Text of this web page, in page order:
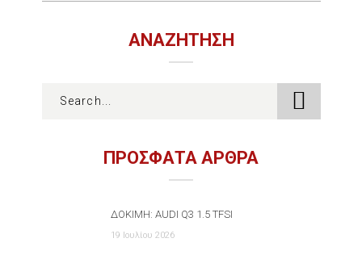
ΑΝΑΖΉΤΗΣΗ
ΠΡΟΣΦΑΤΑ ΑΡΘΡΑ
ΔΟΚΙΜΉ: AUDI Q3 1.5 TFSI
19 Ιουλίου 2026